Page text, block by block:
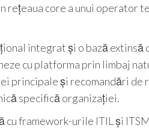
core a unui operator
integrat și o bază extinsă
cu platforma prin limbaj
principale și recomandări de
specifică organizației.
framework-urile ITIL și